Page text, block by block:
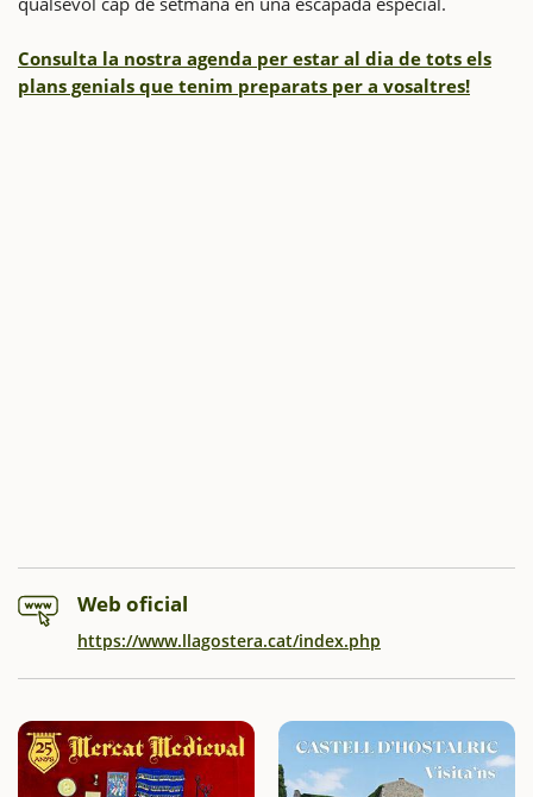
Consulta la nostra agenda per estar al dia de tots els
plans genials que tenim preparats per a vosaltres!
Web oficial
https://www.llagostera.cat/index.php